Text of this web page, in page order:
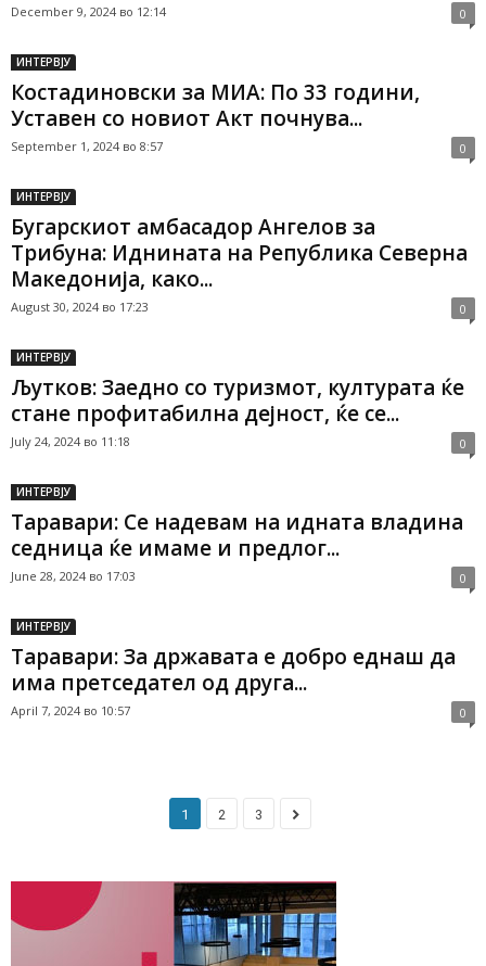
December 9, 2024 во 12:14 0
ИНТЕРВЈУ
Костадиновски за МИА: По 33 години,
Уставен со новиот Акт почнува...
September 1, 2024 во 8:57 0
ИНТЕРВЈУ
Бугарскиот амбасадор Ангелов за
Трибуна: Иднината на Република Северна
Македонија, како...
August 30, 2024 во 17:23 0
ИНТЕРВЈУ
Љутков: Заедно со туризмот, културата ќе
стане профитабилна дејност, ќе се...
July 24, 2024 во 11:18 0
ИНТЕРВЈУ
Таравари: Се надевам на идната владина
седница ќе имаме и предлог...
June 28, 2024 во 17:03 0
ИНТЕРВЈУ
Таравари: За државата е добро еднаш да
има претседател од друга...
April 7, 2024 во 10:57 0
1 2 3